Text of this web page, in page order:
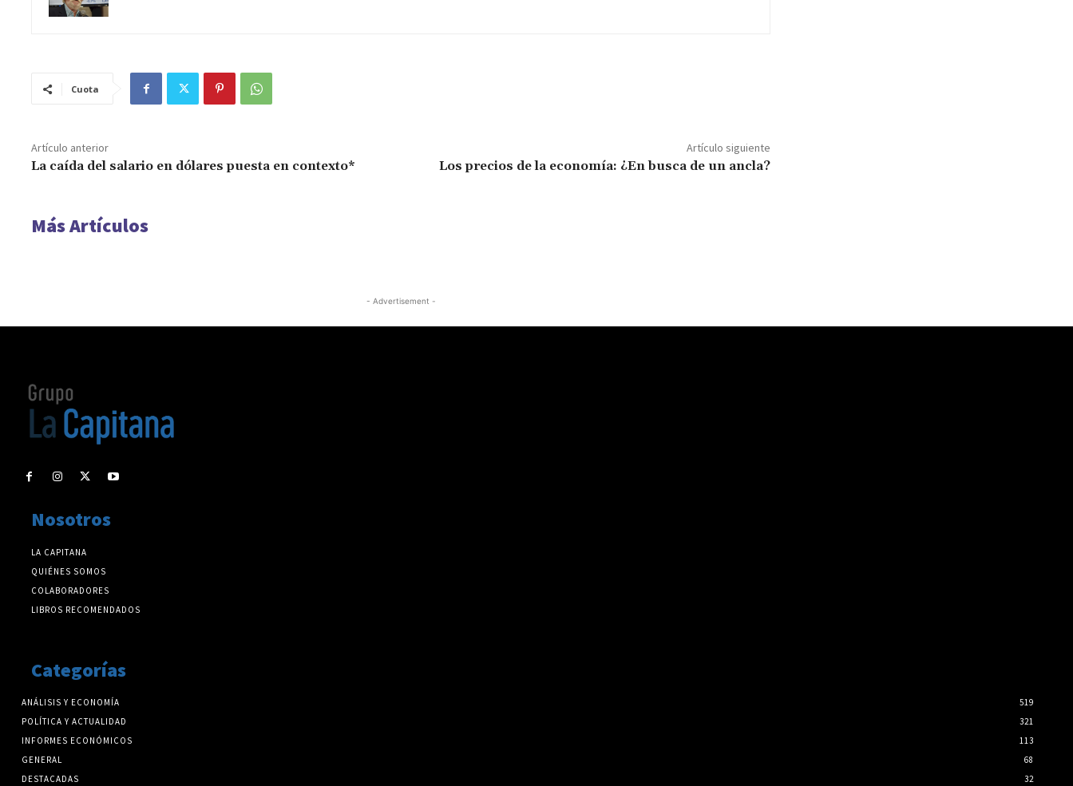
Cuota
Artículo anterior
La caída del salario en dólares puesta en contexto*
Artículo siguiente
Los precios de la economía: ¿En busca de un ancla?
Más Artículos
- Advertisement -
Nosotros
LA CAPITANA
QUIÉNES SOMOS
COLABORADORES
LIBROS RECOMENDADOS
Categorías
ANÁLISIS Y ECONOMÍA
519
POLÍTICA Y ACTUALIDAD
321
INFORMES ECONÓMICOS
113
GENERAL
68
DESTACADAS
32